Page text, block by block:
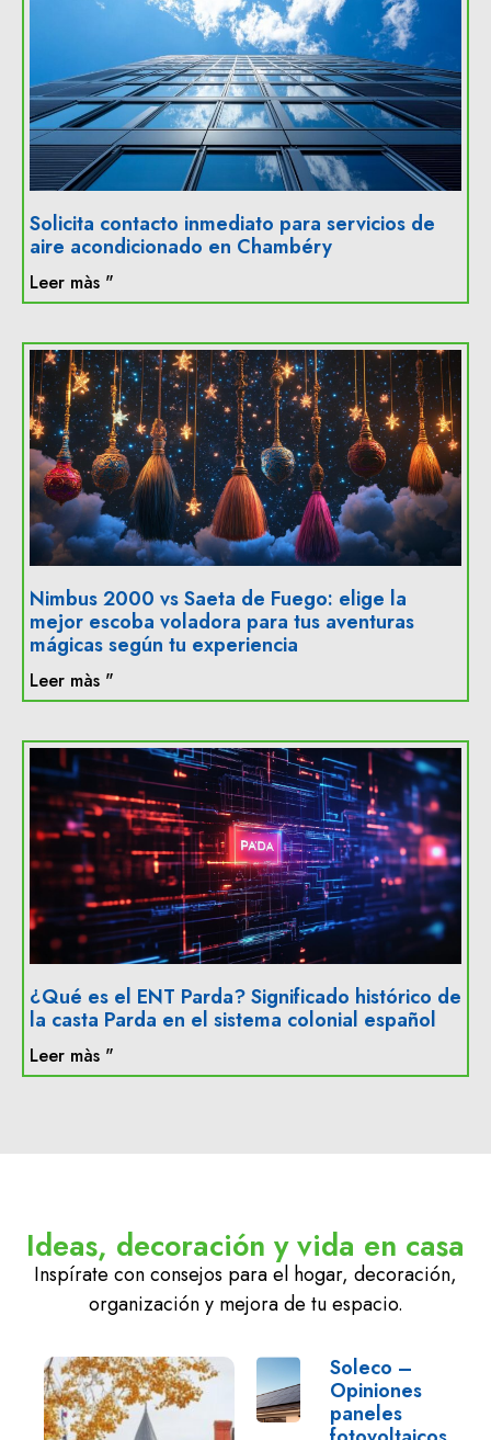
Solicita contacto inmediato para servicios de
aire acondicionado en Chambéry
Leer màs "
Nimbus 2000 vs Saeta de Fuego: elige la
mejor escoba voladora para tus aventuras
mágicas según tu experiencia
Leer màs "
¿Qué es el ENT Parda? Significado histórico de
la casta Parda en el sistema colonial español
Leer màs "
Ideas, decoración y vida en casa
Inspírate con consejos para el hogar, decoración,
organización y mejora de tu espacio.
Soleco –
Opiniones
paneles